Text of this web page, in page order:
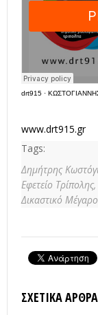
drt915 ·
www.drt915.gr
Tags:
Δημήτρης
Εφετείο Τρίπολης,
Δικαστικό
ΣΧΕΤΙΚΆ ΆΡΘΡΑ